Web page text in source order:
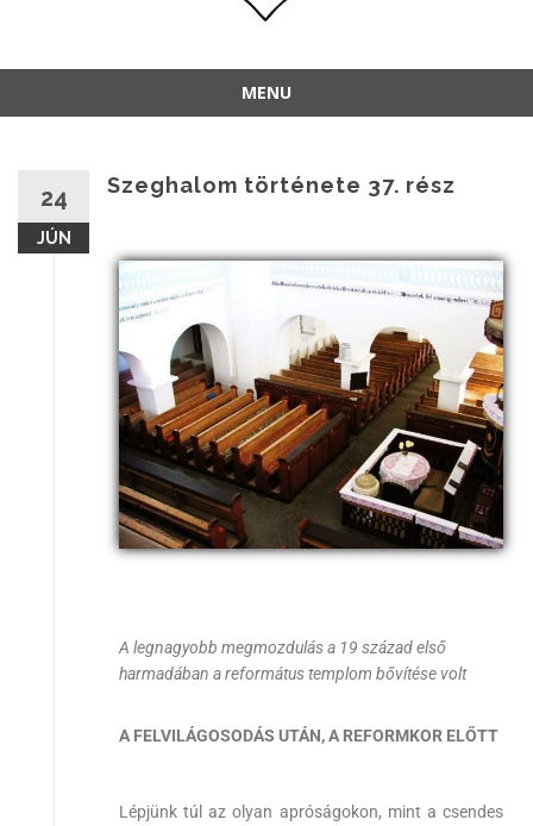
MENU
24
JÚN
Szeghalom története 37. rész
A legnagyobb megmozdulás a 19 század első
harmadában a református templom bővítése volt
A FELVILÁGOSODÁS UTÁN, A REFORMKOR ELŐTT
Lépjünk túl az olyan apróságokon, mint a csendes